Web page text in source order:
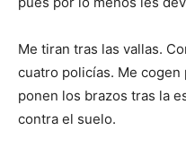
Me tiran tras las vallas.
cuatro policías. Me
ponen los brazos tras la
contra el suelo.